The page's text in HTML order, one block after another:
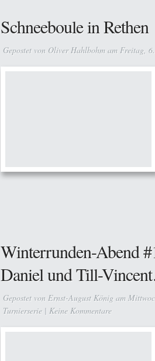
Schneeboule in Rethen
Gepostet von Oliver Hahlbohm am Freitag,
Winterrunden-Abend
Daniel und Till-
Gepostet von Ernst-August König am
Turnierserie | Keine Kommentare